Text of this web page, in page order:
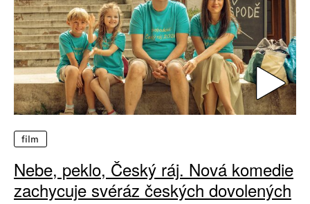
film
Nebe, peklo, Český ráj. Nová komedie
zachycuje svéráz českých dovolených